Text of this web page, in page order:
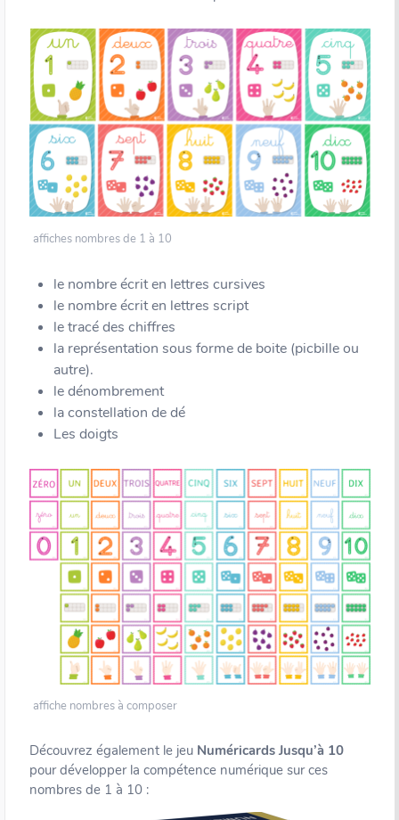
affiches nombres de 1 à 10
le nombre écrit en lettres cursives
le nombre écrit en lettres script
le tracé des chiffres
la représentation sous forme de boite (picbille ou
autre).
le dénombrement
la constellation de dé
Les doigts
affiche nombres à composer
Découvrez également le jeu Numéricards Jusqu’à 10
pour développer la compétence numérique sur ces
nombres de 1 à 10 :